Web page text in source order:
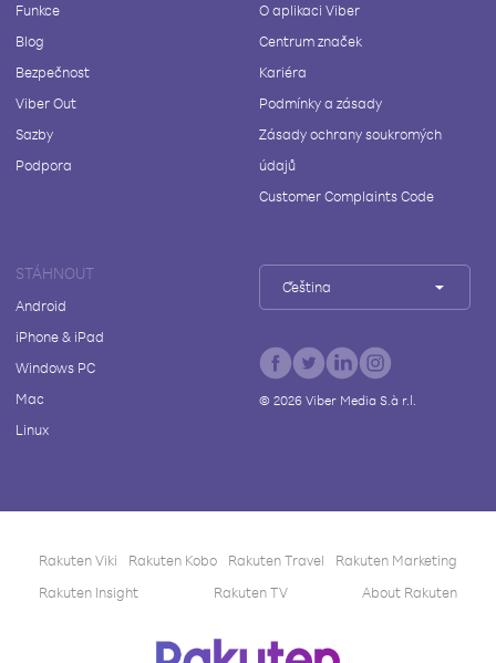
Funkce
Blog
Bezpečnost
Viber Out
Sazby
Podpora
O aplikaci Viber
Centrum značek
Kariéra
Podmínky a zásady
Zásady ochrany soukromých
údajů
Customer Complaints Code
STÁHNOUT
Android
iPhone & iPad
Windows PC
Mac
Linux
Čeština
© 2026Viber Media S.à r.l.
Rakuten Viki Rakuten Kobo Rakuten Travel
Rakuten Marketing
Rakuten Insight
Rakuten TV About Rakuten